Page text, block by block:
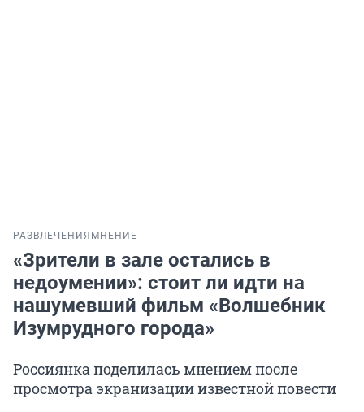
РАЗВЛЕЧЕНИЯ МНЕНИЕ
«Зрители в зале остались в
недоумении»: стоит ли идти на
нашумевший фильм «Волшебник
Изумрудного города»
Россиянка поделилась мнением после
просмотра экранизации известной повести